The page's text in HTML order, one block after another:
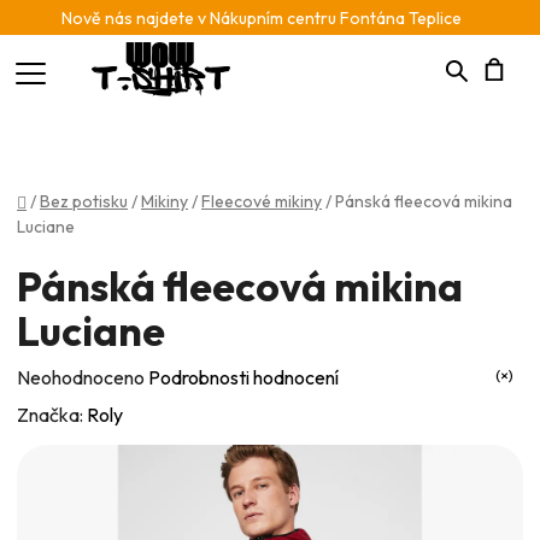
Nově nás najdete v Nákupním centru Fontána Teplice
Hledat
Domů
/Bez potisku /Mikiny/Fleecové mikiny/Pánská fleecová mikina
Luciane
Pánská fleecová mikina
Luciane
Průměrné
hodnocení
Neohodnoceno Podrobnosti hodnocení
Značka: Roly